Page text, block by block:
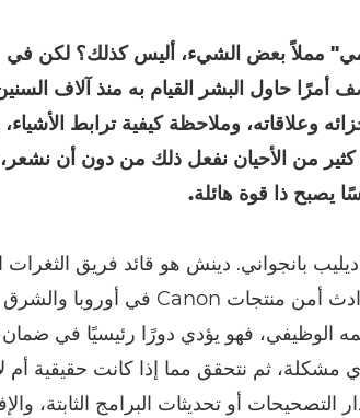
مملاً بعض الشيء، أليس كذلك؟ لكن في
أمرًا حاول البشر القيام به منذ آلاف
وعلاقاته، وملاحظة كيفية ترابط الأشياء،
من الأحيان نفعل ذلك من دون أن
يصبح ذا قوة هائلة.
بانجواني. دينش هو قائد فريق الثغرات
(فريق الاستجابة لحوادث أمن منتجات Canon في أوروبا والشرق
الوظيفي، فهو يؤدي دورًا رئيسيًا في ضمان
بأي مشكلة، ثم نتحقق مما إذا كانت حقيقية أم
التصحيحات أو تحديثات البرامج الثابتة،